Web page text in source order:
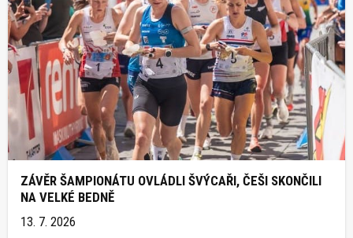
ZÁVĚR ŠAMPIONÁTU OVLÁDLI ŠVÝCAŘI, ČEŠI SKONČILI
NA VELKÉ BEDNĚ
13. 7. 2026